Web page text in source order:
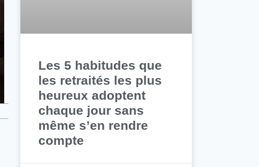
Les 5 habitudes que
les retraités les plus
heureux adoptent
chaque jour sans
même s’en rendre
compte